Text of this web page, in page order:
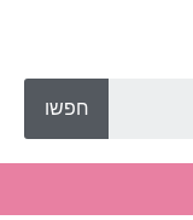
חפשו